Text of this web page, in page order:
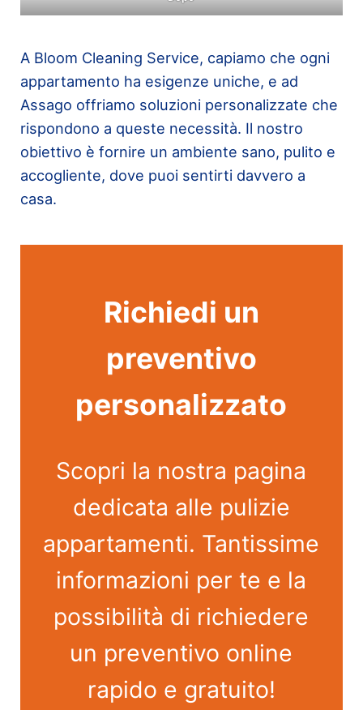
A Bloom Cleaning Service, capiamo che ogni
appartamento ha esigenze uniche, e ad
Assago offriamo soluzioni personalizzate che
rispondono a queste necessità. Il nostro
obiettivo è fornire un ambiente sano, pulito e
accogliente, dove puoi sentirti davvero a
casa.
Richiedi un
preventivo
personalizzato
Scopri la nostra pagina
dedicata alle pulizie
appartamenti. Tantissime
informazioni per te e la
possibilità di richiedere
un preventivo online
rapido e gratuito!